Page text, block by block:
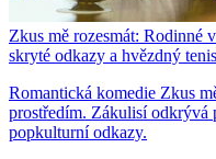
Zkus mě rozesmát: Rodinné
skryté odkazy a hvězdný
Romantická komedie Zkus
prostředím. Zákulisí odkrývá
popkulturní odkazy.